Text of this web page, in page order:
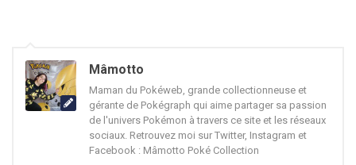
Mâmotto
Maman du Pokéweb, grande collectionneuse et
gérante de Pokégraph qui aime partager sa passion
de l'univers Pokémon à travers ce site et les réseaux
sociaux. Retrouvez moi sur Twitter, Instagram et
Facebook : Mâmotto Poké Collection